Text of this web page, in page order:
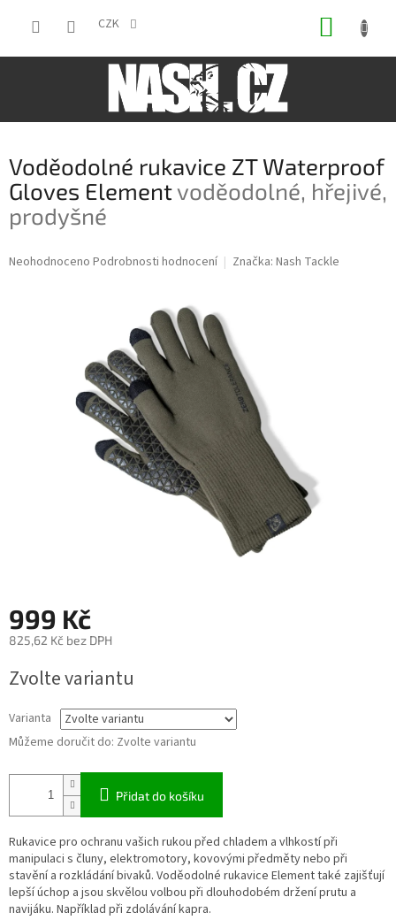
CZK
Voděodolné rukavice ZT Waterproof
Gloves Elementvoděodolné, hřejivé,
prodyšné
Průměrné
Neohodnoceno Podrobnosti hodnocení Značka: Nash Tackle
999 Kč
825,62 Kč bez DPH
cena:
Zvolte variantu
Varianta
Můžeme doručit do: Zvolte variantu
Přidat do košíku
Rukavice pro ochranu vašich rukou před chladem a vlhkostí při
manipulaci s čluny, elektromotory, kovovými předměty nebo při
stavění a rozkládání bivaků. Voděodolné rukavice Element také zajišťují
lepší úchop a jsou skvělou volbou při dlouhodobém držení prutu a
navijáku. Například při zdolávání kapra.